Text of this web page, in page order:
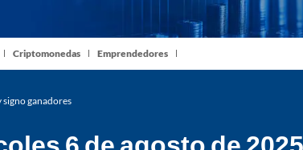
Criptomonedas Emprendedores
signo ganadores